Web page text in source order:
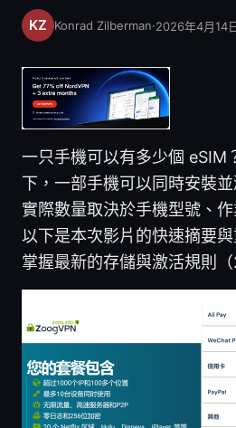
Konrad Zilberman·2026年4月14
一只手機可以有多少個 eSIM
下，一部手機可以同時安裝
實際數量取決於手機型號、
以下是本次影片的快速摘要
掌握最新的存儲與激活規則